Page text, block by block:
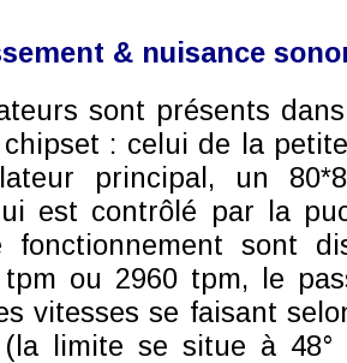
& nuisance
sont présents
: celui de la
principal, un
est contrôlé par la
fonctionnement sont
tpm ou 2960 tpm, le
vitesses se faisant
(la limite se situe à